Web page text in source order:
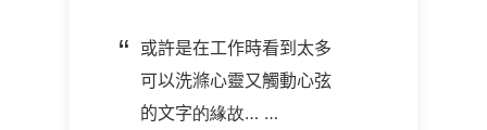
或許是在工作時看到太多
可以洗滌心靈又觸動心弦
的文字的緣故… …